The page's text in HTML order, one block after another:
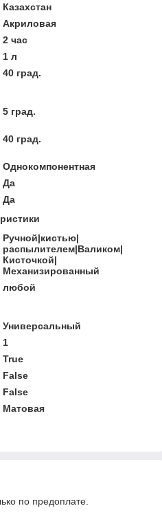
Казахстан
Акриловая
2 час
1 л
40 град.
5 град.
40 град.
Однокомпонентная
Да
Да
Ручной|кистью|
распылителем|Валиком|
Кисточкой|
Механизированный
любой
Универсальный
1
True
False
False
Матовая
по предоплате.